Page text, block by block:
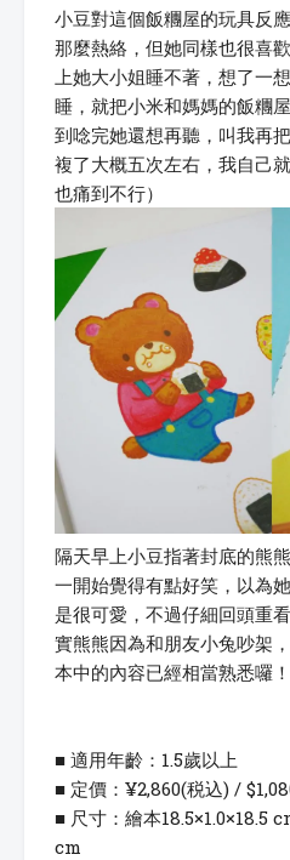
小豆對這個飯糰屋的玩具反
那麼熱絡，但她同樣也很喜
上她大小姐睡不著，想了一
睡，就把小米和媽媽的飯糰
到唸完她還想再聽，叫我再
複了大概五次左右，我自己
也痛到不行）
隔天早上小豆指著封底的熊
一開始覺得有點好笑，以為
是很可愛，不過仔細回頭重
實熊熊因為和朋友小兔吵架
本中的內容已經相當熟悉囉！
■ 適用年齡：1.5歲以上
■ 定價：¥2,860(税込) /
■ 尺寸：繪本18.5×1.0×18.5
cm